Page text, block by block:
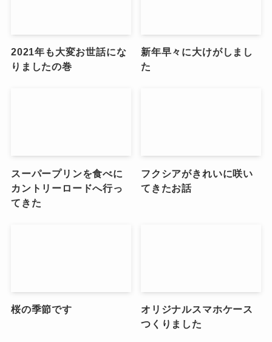
2021年も大変お世話にな
りましたの巻
新年早々に大けがしまし
た
スーパープリンを食べに
カントリーロードへ行っ
てきた
フクシアがきれいに咲い
てきたお話
桜の季節です
オリジナルスマホケース
つくりました